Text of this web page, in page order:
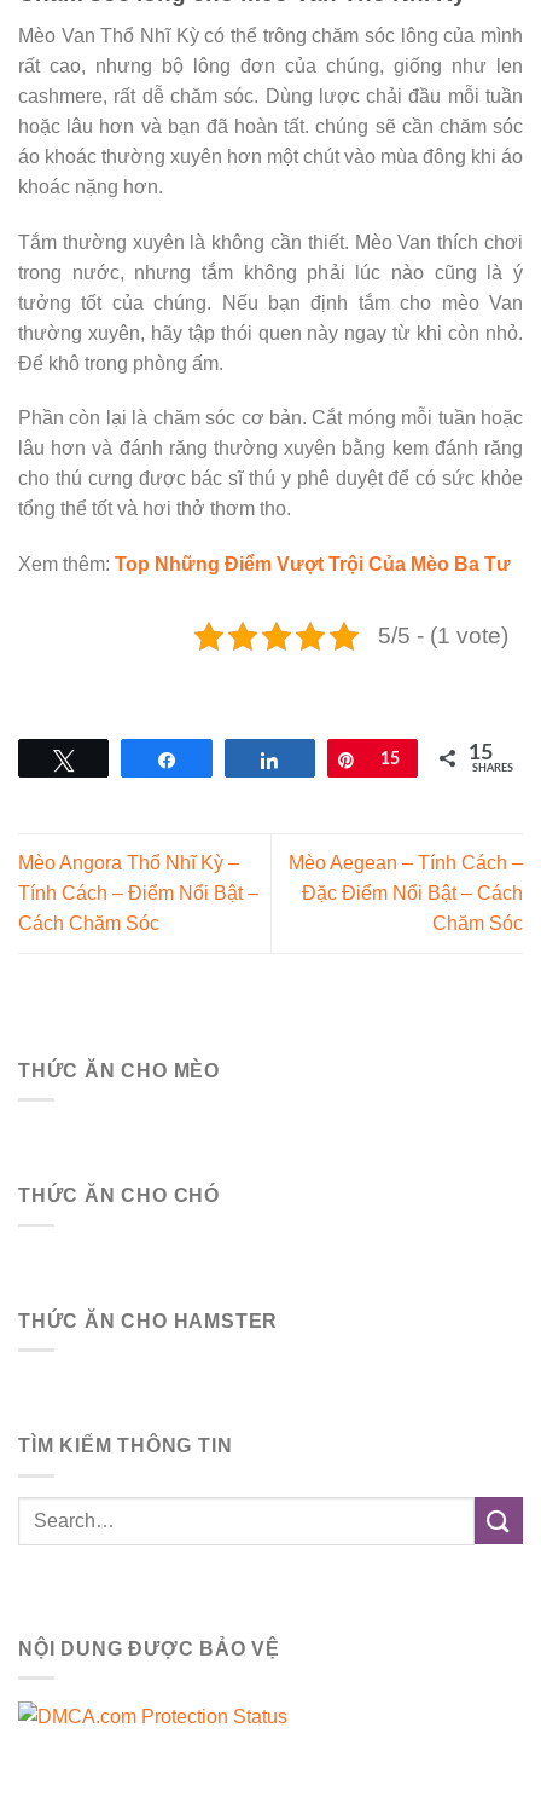
Mèo Van Thổ Nhĩ Kỳ có thể trông chăm sóc lông của mình
rất cao, nhưng bộ lông đơn của chúng, giống như len
cashmere, rất dễ chăm sóc. Dùng lược chải đầu mỗi tuần
hoặc lâu hơn và bạn đã hoàn tất. chúng sẽ cần chăm sóc
áo khoác thường xuyên hơn một chút vào mùa đông khi áo
khoác nặng hơn.
Tắm thường xuyên là không cần thiết. Mèo Van thích chơi
trong nước, nhưng tắm không phải lúc nào cũng là ý
tưởng tốt của chúng. Nếu bạn định tắm cho mèo Van
thường xuyên, hãy tập thói quen này ngay từ khi còn nhỏ.
Để khô trong phòng ấm.
Phần còn lại là chăm sóc cơ bản. Cắt móng mỗi tuần hoặc
lâu hơn và đánh răng thường xuyên bằng kem đánh răng
cho thú cưng được bác sĩ thú y phê duyệt để có sức khỏe
tổng thể tốt và hơi thở thơm tho.
Xem thêm: Top Những Điểm Vượt Trội Của Mèo Ba Tư
5/5 - (1 vote)
Pin
15 15
SHARES
Mèo Angora Thổ Nhĩ Kỳ –
Tính Cách – Điểm Nổi Bật –
Cách Chăm Sóc
Mèo Aegean – Tính Cách –
Đặc Điểm Nổi Bật – Cách
Chăm Sóc
THỨC ĂN CHO MÈO
THỨC ĂN CHO CHÓ
THỨC ĂN CHO HAMSTER
TÌM KIẾM THÔNG TIN
NỘI DUNG ĐƯỢC BẢO VỆ